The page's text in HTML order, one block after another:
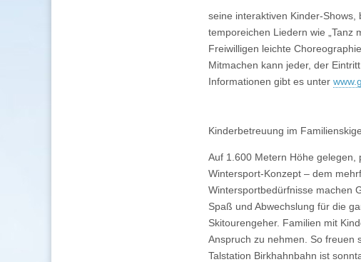
seine interaktiven Kinder-
temporeichen Liedern wie „Tanz
Freiwilligen leichte
Mitmachen kann jeder, der
Informationen gibt es unter
Kinderbetreuung im
Auf 1.600 Metern Höhe gelegen,
Wintersport-Konzept – dem
Wintersportbedürfnisse machen
Spaß und Abwechslung für die
Skitourengeher. Familien mit
Anspruch zu nehmen. So freuen
Talstation Birkhahnbahn ist